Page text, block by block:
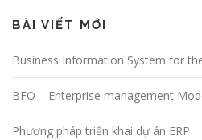
BÀI VIẾT MỚI
Business Information System for
BFO – Enterprise management
Phương pháp triển khai dự án ERP